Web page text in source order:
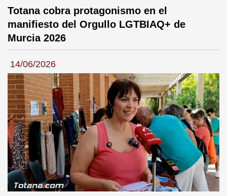
Totana cobra protagonismo en el
manifiesto del Orgullo LGTBIAQ+ de
Murcia 2026
14/06/2026